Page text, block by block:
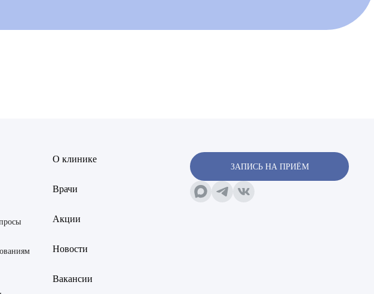
О клинике
Врачи
Акции
Новости
Вакансии
ЗАПИСЬ НА ПРИЁМ